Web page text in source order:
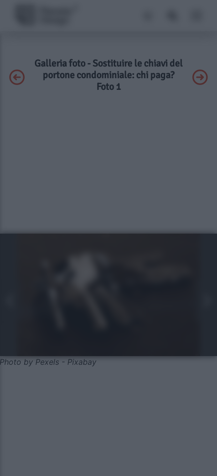
Galleria foto - Sostituire le chiavi del
portone condominiale: chi paga?
Foto 1
Photo by Pexels - Pixabay